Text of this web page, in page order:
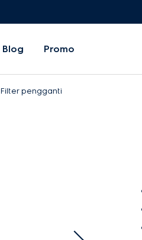
Blog Promo
Filter pengganti